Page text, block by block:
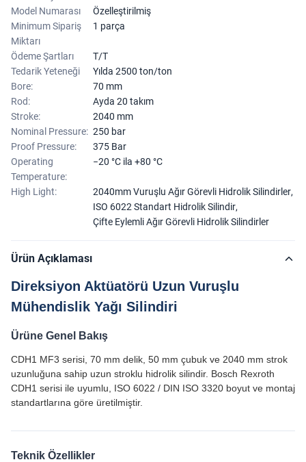
Model Numarası
Özelleştirilmiş
Minimum Sipariş
Miktarı
1 parça
Ödeme Şartları
T/T
Tedarik Yeteneği
Yılda 2500 ton/ton
Bore:
70 mm
Rod:
Ayda 20 takım
Stroke:
2040 mm
Nominal Pressure: 250 bar
Proof Pressure:
375 Bar
Operating
Temperature:
−20 °C ila +80 °C
High Light: 2040mm Vuruşlu Ağır Görevli Hidrolik Silindirler,
ISO 6022 Standart Hidrolik Silindir,
Çifte Eylemli Ağır Görevli Hidrolik Silindirler
Ürün Açıklaması
Direksiyon Aktüatörü Uzun Vuruşlu
Mühendislik Yağı Silindiri
Ürüne Genel Bakış
CDH1 MF3 serisi, 70 mm delik, 50 mm çubuk ve 2040 mm strok
uzunluğuna sahip uzun stroklu hidrolik silindir. Bosch Rexroth
CDH1 serisi ile uyumlu, ISO 6022 / DIN ISO 3320 boyut ve montaj
standartlarına göre üretilmiştir.
Teknik Özellikler